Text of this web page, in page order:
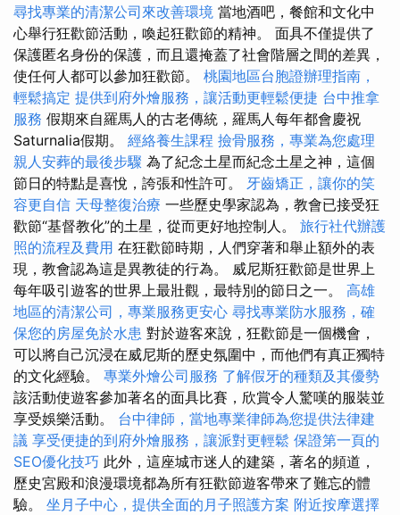
尋找專業的清潔公司來改善環境 當地酒吧，餐館和文化中
心舉行狂歡節活動，喚起狂歡節的精神。 面具不僅提供了
保護匿名身份的保護，而且還掩蓋了社會階層之間的差異，
使任何人都可以參加狂歡節。 桃園地區台胞證辦理指南，
輕鬆搞定 提供到府外燴服務，讓活動更輕鬆便捷 台中推拿
服務 假期來自羅馬人的古老傳統，羅馬人每年都會慶祝
Saturnalia假期。 經絡養生課程 撿骨服務，專業為您處理
親人安葬的最後步驟 為了紀念土星而紀念土星之神，這個
節日的特點是喜悅，誇張和性許可。 牙齒矯正，讓你的笑
容更自信 天母整復治療 一些歷史學家認為，教會已接受狂
歡節“基督教化”的土星，從而更好地控制人。 旅行社代辦護
照的流程及費用 在狂歡節時期，人們穿著和舉止額外的表
現，教會認為這是異教徒的行為。 威尼斯狂歡節是世界上
每年吸引遊客的世界上最壯觀，最特別的節日之一。 高雄
地區的清潔公司，專業服務更安心 尋找專業防水服務，確
保您的房屋免於水患 對於遊客來說，狂歡節是一個機會，
可以將自己沉浸在威尼斯的歷史氛圍中，而他們有真正獨特
的文化經驗。 專業外燴公司服務 了解假牙的種類及其優勢
該活動使遊客參加著名的面具比賽，欣賞令人驚嘆的服裝並
享受娛樂活動。 台中律師，當地專業律師為您提供法律建
議 享受便捷的到府外燴服務，讓派對更輕鬆 保證第一頁的
SEO優化技巧 此外，這座城市迷人的建築，著名的頻道，
歷史宮殿和浪漫環境都為所有狂歡節遊客帶來了難忘的體
驗。 坐月子中心，提供全面的月子照護方案 附近按摩選擇